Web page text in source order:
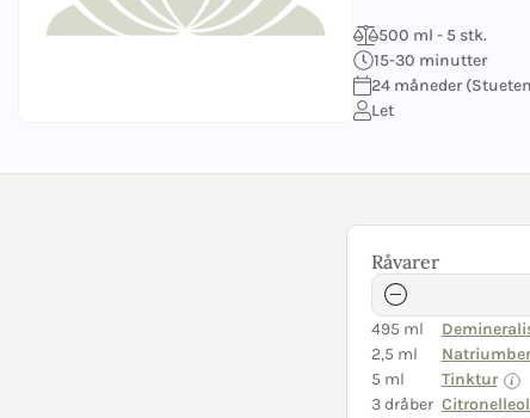
500 ml - 5 stk.
15-30 minutter
24 måneder
Let
Råvarer
495 ml
2,5 ml
5 ml
Tinktur
3 dråber